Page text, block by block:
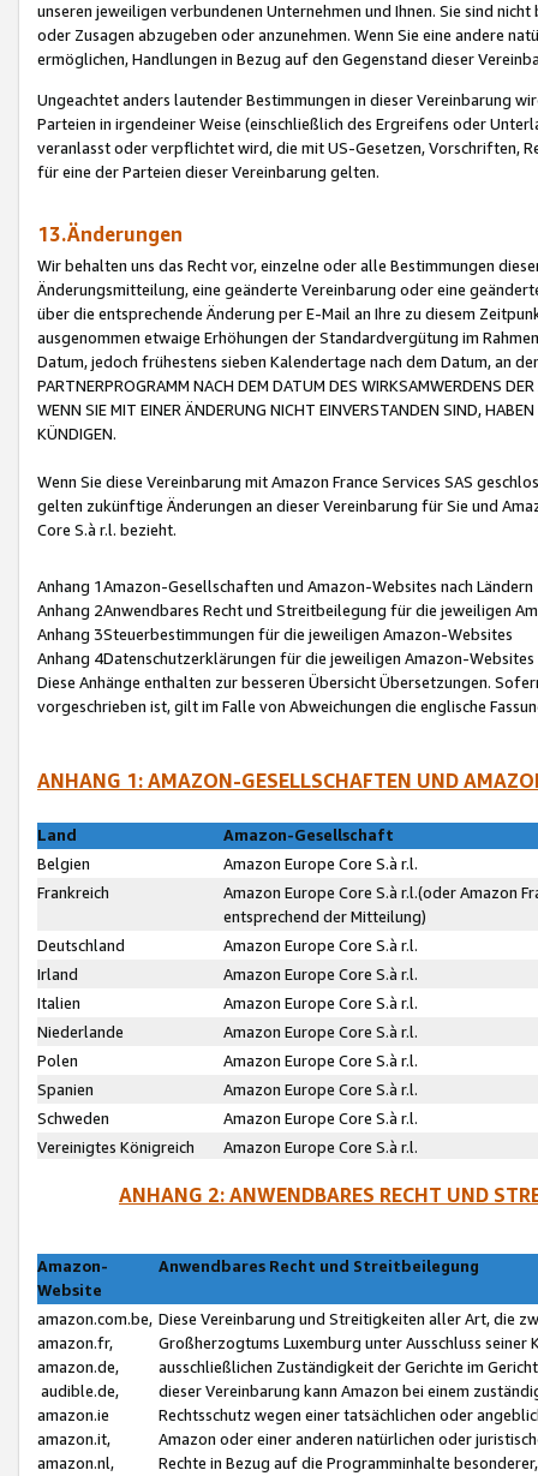
unseren jeweiligen verbundenen Unternehmen und Ihnen. Sie sind
oder Zusagen abzugeben oder anzunehmen. Wenn Sie eine andere
ermöglichen, Handlungen in Bezug auf den Gegenstand dieser
Ungeachtet anders lautender Bestimmungen in dieser Vereinbarung
Parteien in irgendeiner Weise (einschließlich des Ergreifens oder
veranlasst oder verpflichtet wird, die mit US-Gesetzen, Vorschriften,
für eine der Parteien dieser Vereinbarung gelten.
13.Änderungen
Wir behalten uns das Recht vor, einzelne oder alle Bestimmungen
Änderungsmitteilung, eine geänderte Vereinbarung oder eine
über die entsprechende Änderung per E-Mail an Ihre zu diesem
ausgenommen etwaige Erhöhungen der Standardvergütung im
Datum, jedoch frühestens sieben Kalendertage nach dem Datum, an
PARTNERPROGRAMM NACH DEM DATUM DES WIRKSAMWERDENS
WENN SIE MIT EINER ÄNDERUNG NICHT EINVERSTANDEN SIND,
KÜNDIGEN.
Wenn Sie diese Vereinbarung mit Amazon France Services SAS
gelten zukünftige Änderungen an dieser Vereinbarung für Sie und
Core S.à r.l. bezieht.
Anhang 1Amazon-Gesellschaften und Amazon-Websites nach Ländern
Anhang 2Anwendbares Recht und Streitbeilegung für die jeweiligen
Anhang 3Steuerbestimmungen für die jeweiligen Amazon-Websites
Anhang 4Datenschutzerklärungen für die jeweiligen Amazon-Websites
Diese Anhänge enthalten zur besseren Übersicht Übersetzungen.
vorgeschrieben ist, gilt im Falle von Abweichungen die englische
ANHANG 1: AMAZON-GESELLSCHAFTEN UND
Land
Amazon-Gesellschaft
Belgien
Amazon Europe Core S.à r.l.
Frankreich
Amazon Europe Core S.à r.l.(oder Amazon
entsprechend der Mitteilung)
Deutschland
Amazon Europe Core S.à r.l.
Irland
Amazon Europe Core S.à r.l.
Italien
Amazon Europe Core S.à r.l.
Niederlande
Amazon Europe Core S.à r.l.
Polen
Amazon Europe Core S.à r.l.
Spanien
Amazon Europe Core S.à r.l.
Schweden
Amazon Europe Core S.à r.l.
Vereinigtes Königreich
Amazon Europe Core S.à r.l.
ANHANG 2: ANWENDBARES RECHT UND
Amazon-
Website
Anwendbares Recht und Streitbeilegung
amazon.com.be,
amazon.fr,
amazon.de,
audible.de,
amazon.ie
amazon.it,
amazon.nl,
Diese Vereinbarung und Streitigkeiten aller Art, die
Großherzogtums Luxemburg unter Ausschluss
ausschließlichen Zuständigkeit der Gerichte im
dieser Vereinbarung kann Amazon bei einem
Rechtsschutz wegen einer tatsächlichen oder
Amazon oder einer anderen natürlichen oder
Rechte in Bezug auf die Programminhalte